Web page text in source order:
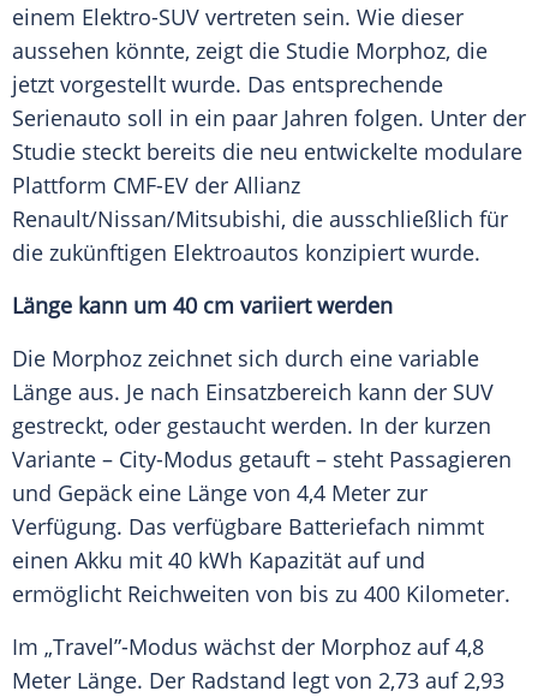
einem Elektro-SUV vertreten sein. Wie dieser
aussehen könnte, zeigt die Studie Morphoz, die
jetzt vorgestellt wurde. Das entsprechende
Serienauto soll in ein paar Jahren folgen. Unter der
Studie steckt bereits die neu entwickelte modulare
Plattform CMF-EV der Allianz
Renault/Nissan/Mitsubishi, die ausschließlich für
die zukünftigen Elektroautos konzipiert wurde.
Länge kann um 40 cm variiert werden
Die Morphoz zeichnet sich durch eine variable
Länge aus. Je nach Einsatzbereich kann der SUV
gestreckt, oder gestaucht werden. In der kurzen
Variante – City-Modus getauft – steht Passagieren
und Gepäck eine Länge von 4,4 Meter zur
Verfügung. Das verfügbare Batteriefach nimmt
einen Akku mit 40 kWh Kapazität auf und
ermöglicht Reichweiten von bis zu 400 Kilometer.
Im „Travel”-Modus wächst der Morphoz auf 4,8
Meter Länge. Der Radstand legt von 2,73 auf 2,93